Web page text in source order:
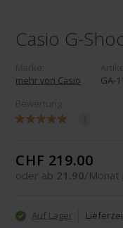
Casio G-
mehr von Casio
GA-
CHF 219.00
oder ab 21.90/Monat
Auf Lager